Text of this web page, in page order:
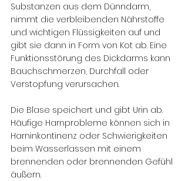
Substanzen aus dem Dünndarm,
nimmt die verbleibenden Nährstoffe
und wichtigen Flüssigkeiten auf und
gibt sie dann in Form von Kot ab. Eine
Funktionsstörung des Dickdarms kann
Bauchschmerzen, Durchfall oder
Verstopfung verursachen.
Die Blase speichert und gibt Urin ab.
Häufige Harnprobleme können sich in
Harninkontinenz oder Schwierigkeiten
beim Wasserlassen mit einem
brennenden oder brennenden Gefühl
äußern.